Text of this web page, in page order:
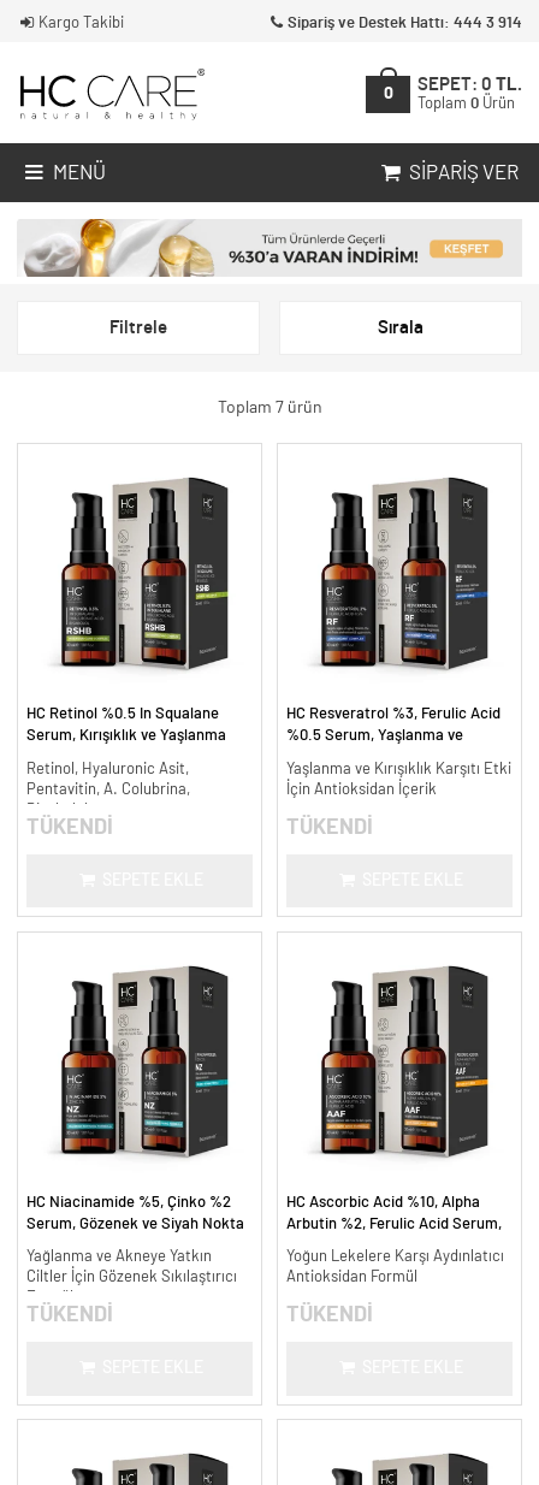
Kargo Takibi Sipariş ve Destek Hattı: 444 3 914
0
SEPET: 0 TL.
Toplam 0 Ürün
MENÜ SIPARIŞ VER
Filtrele Sırala
Toplam 7 ürün
HC Retinol %0.5 In Squalane
Serum, Kırışıklık ve Yaşlanma
Retinol, Hyaluronic Asit,
Pentavitin, A. Colubrina,
Bisabolol
TÜKENDİ
HC Resveratrol %3, Ferulic Acid
%0.5 Serum, Yaşlanma ve
Yaşlanma ve Kırışıklık Karşıtı Etki
İçin Antioksidan İçerik
TÜKENDİ
HC Niacinamide %5, Çinko %2
Serum, Gözenek ve Siyah Nokta
30 ml.
Yağlanma ve Akneye Yatkın
Ciltler İçin Gözenek Sıkılaştırıcı
TÜKENDİ
HC Ascorbic Acid %10, Alpha
Arbutin %2, Ferulic Acid Serum,
ml.
Yoğun Lekelere Karşı Aydınlatıcı
Antioksidan Formül
TÜKENDİ